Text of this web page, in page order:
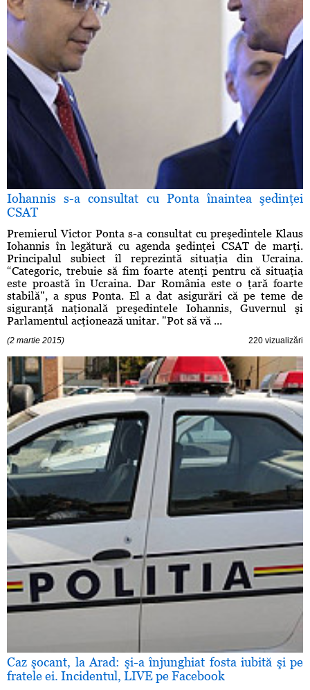
Iohannis s-a consultat cu Ponta înaintea şedinţei
CSAT
Premierul Victor Ponta s-a consultat cu preşedintele Klaus
Iohannis în legătură cu agenda şedinţei CSAT de marţi.
Principalul subiect îl reprezintă situaţia din Ucraina.
“Categoric, trebuie să fim foarte atenţi pentru că situaţia
este proastă în Ucraina. Dar România este o ţară foarte
stabilă", a spus Ponta. El a dat asigurări că pe teme de
siguranţă naţională preşedintele Iohannis, Guvernul şi
Parlamentul acţionează unitar. "Pot să vă ...
(2 martie 2015) 220 vizualizări
Caz şocant, la Arad: şi-a înjunghiat fosta iubită şi pe
fratele ei. Incidentul, LIVE pe Facebook